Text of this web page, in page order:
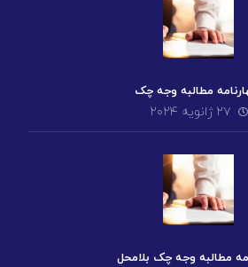
مطالبه وجه چک
۲۷ ژانویه ۲۰۲۴
مطالبه وجه چک بلامحل